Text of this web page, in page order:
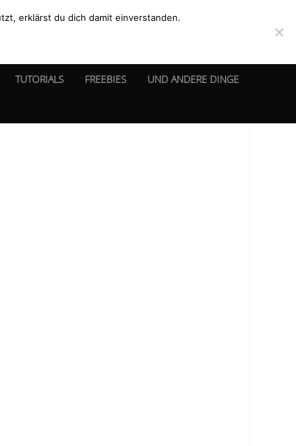
TUTORIALS FREEBIES UND ANDERE DINGE
erklärst du dich damit einverstanden.